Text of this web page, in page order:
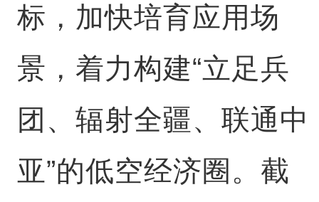
标，加快培育应用场
景，着力构建“立足兵
团、辐射全疆、联通中
亚”的低空经济圈。截